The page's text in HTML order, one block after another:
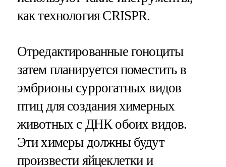
как технология CRISPR.
Отредактированные гоноциты
затем планируется поместить в
эмбрионы суррогатных видов
птиц для создания химерных
животных с ДНК обоих видов.
Эти химеры должны будут
произвести яйцеклетки и